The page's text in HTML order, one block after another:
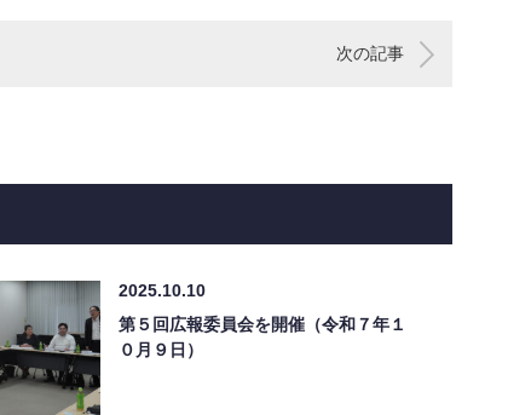
次の記事
2025.10.10
第５回広報委員会を開催（令和７年１
０月９日）